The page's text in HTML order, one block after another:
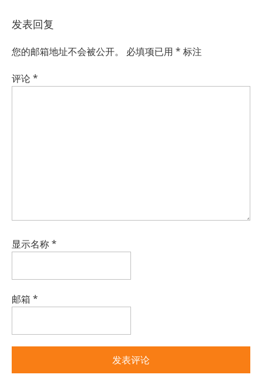
发表回复
您的邮箱地址不会被公开。 必填项已用 * 标注
评论*
显示名称*
邮箱 *